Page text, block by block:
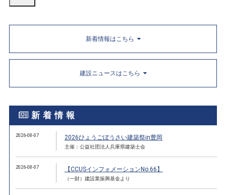
新着情報はこちら
建設ニュースはこちら
新着情報
2026-08-07 2026ひょうごぼうさい建築祭in豊岡
主催：公益社団法人兵庫県建築士会
2026-08-07 【CCUSインフォメーションNo.66】
（一財）建設業振興基金より